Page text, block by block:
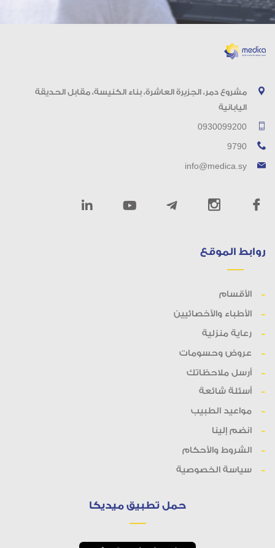
مشروع دمر، الجزيرة العاشرة، بناء الكنيسة، مقابل الحديقة
اليابانية
0930099200
9790
info@medica.sy
روابط الموقع
الأقسام
الأطباء والأخصائيين
رعاية منزلية
عروض وحسومات
أرسل ملاحظاتك
أسئلة شائعة
مواعيد الطبيب
انضم إلينا
الشروط والأحكام
سياسة الخصوصية
حمل تطبيق ميديكا